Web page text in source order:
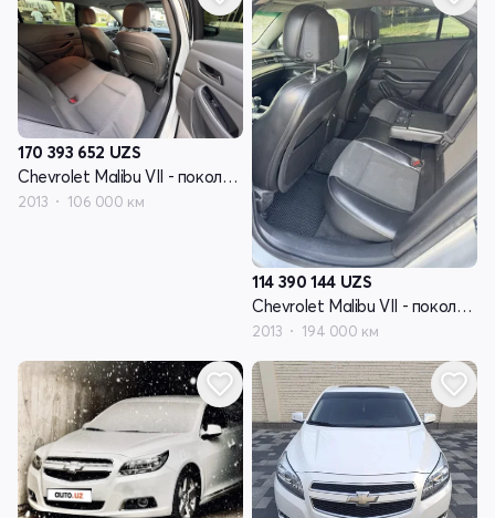
170 393 652 UZS
Chevrolet Malibu VII - поколение
2013 106 000 км
114 390 144 UZS
Chevrolet Malibu VII - поколение
2013 194 000 км